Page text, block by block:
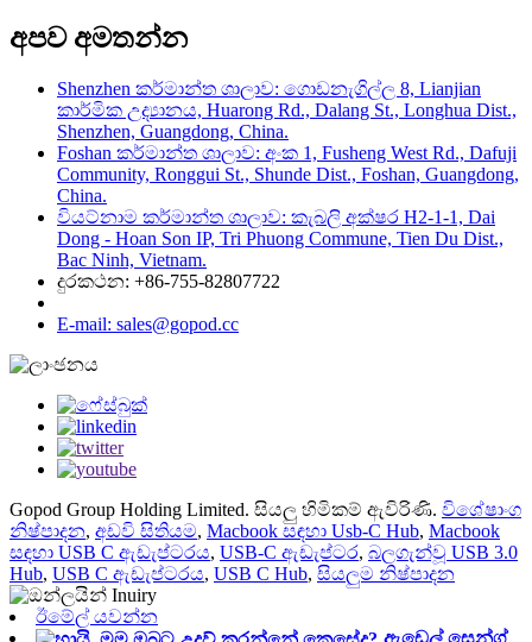
අපව අමතන්න
Shenzhen කර්මාන්ත ශාලාව: ගොඩනැගිල්ල 8, Lianjian
කාර්මික උද්‍යානය, Huarong Rd., Dalang St., Longhua Dist.,
Shenzhen, Guangdong, China.
Foshan කර්මාන්ත ශාලාව: අංක 1, Fusheng West Rd., Dafuji
Community, Ronggui St., Shunde Dist., Foshan, Guangdong,
China.
වියට්නාම කර්මාන්ත ශාලාව: කැබලි අක්ෂර H2-1-1, Dai
Dong - Hoan Son IP, Tri Phuong Commune, Tien Du Dist.,
Bac Ninh, Vietnam.
දුරකථන: +86-755-82807722
E-mail: sales@gopod.cc
Gopod Group Holding Limited. සියලු හිමිකම් ඇවිරිණි. විශේෂාංග
නිෂ්පාදන, අඩවි සිතියම, Macbook සඳහා Usb-C Hub, Macbook
සඳහා USB C ඇඩැප්ටරය, USB-C ඇඩැප්ටර, බලගැන්වූ USB 3.0
Hub, USB C ඇඩැප්ටරය, USB C Hub, සියලුම නිෂ්පාදන
ඊමේල් යවන්න
ඇඩෙල් සෙන්ග්